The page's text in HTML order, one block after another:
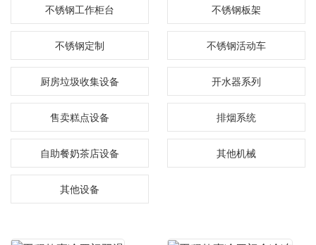
不锈钢工作柜台 不锈钢板架
不锈钢定制 不锈钢活动车
厨房垃圾收集设备 开水器系列
售卖糕点设备 排烟系统
自助餐奶茶店设备 其他机械
其他设备